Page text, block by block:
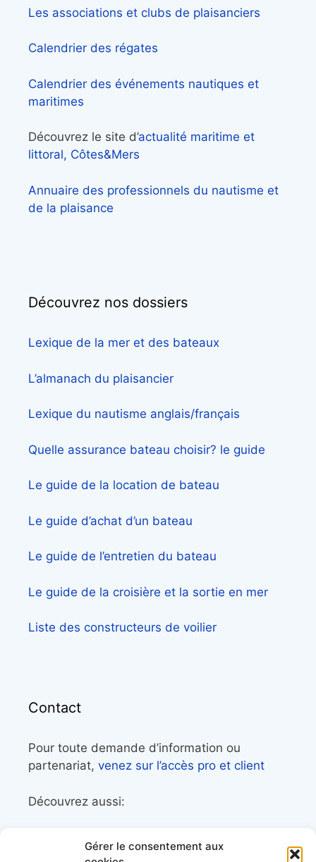
Gérer le consentement aux
Les associations et clubs de plaisanciers
Calendrier des régates
Calendrier des événements nautiques et
maritimes
Découvrez le site d’actualité maritime et
littoral, Côtes&Mers
Annuaire des professionnels du nautisme et
de la plaisance
Découvrez nos dossiers
Lexique de la mer et des bateaux
L’almanach du plaisancier
Lexique du nautisme anglais/français
Quelle assurance bateau choisir? le guide
Le guide de la location de bateau
Le guide d’achat d’un bateau
Le guide de l’entretien du bateau
Le guide de la croisière et la sortie en mer
Liste des constructeurs de voilier
Contact
Pour toute demande d’information ou
partenariat, venez sur l’accès pro et client
Découvrez aussi:
librairie maritime